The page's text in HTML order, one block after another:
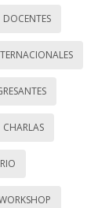
DOCENTES
CHARLAS